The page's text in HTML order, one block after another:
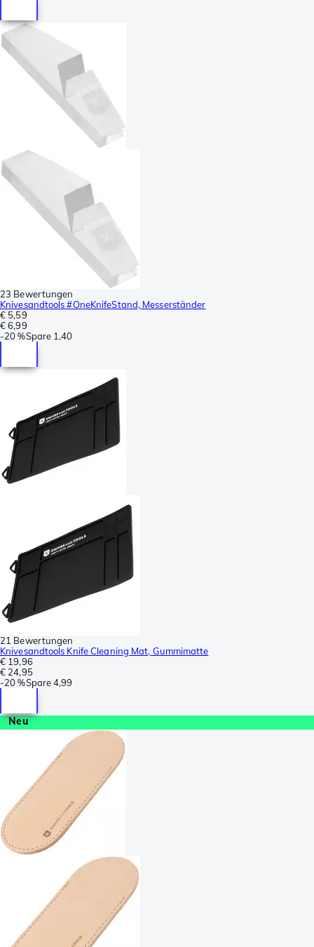
23 Bewertungen
Knivesandtools #OneKnifeStand, Messerständer
€ 5,59
€ 6,99
-20 %Spare 1,40
21 Bewertungen
Knivesandtools Knife Cleaning Mat, Gummimatte
€ 19,96
€ 24,95
-20 %Spare4,99
Neu